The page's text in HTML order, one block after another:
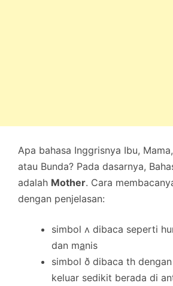
Apa bahasa Inggrisnya Ibu,
atau Bunda? Pada dasarnya,
adalah Mother. Cara
dengan penjelasan:
simbol ʌ dibaca seperti
dan manis
simbol ð dibaca th
keluar sedikit berada di